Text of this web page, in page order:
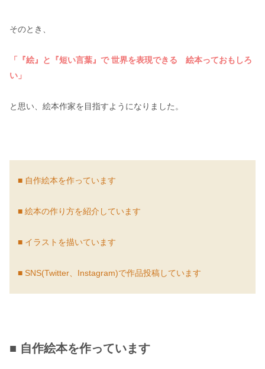
そのとき、
「『絵』と『短い言葉』で 世界を表現できる 絵本っておもしろ
い」
と思い、絵本作家を目指すようになりました。
■ 自作絵本を作っています
■ 絵本の作り方を紹介しています
■ イラストを描いています
■ SNS(Twitter、Instagram)で作品投稿しています
■ 自作絵本を作っています